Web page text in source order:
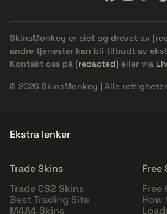
SkinsMonkey er eiet og drevet av
andre tjenester kan bli tilbudt av
Kontakt oss på [redacted] eller via
© 2026 SkinsMonkey | Alle
Ekstra lenker
Trade Skins
Trade CS2 Skins
Best Trading Site
M4A4 Skins
Free
Free
How